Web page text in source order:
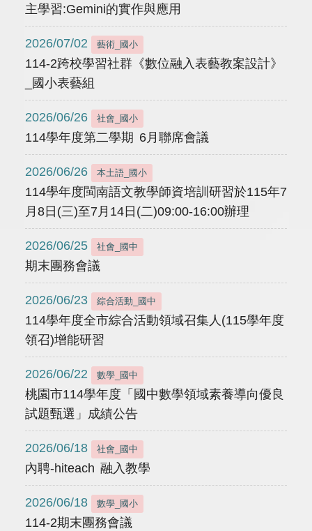
主學習:Gemini的實作與應用
2026/07/02 藝術_國小
114-2跨校學習社群《數位融入表藝教案設計》
_國小表藝組
2026/06/26 社會_國小
114學年度第二學期 6月聯席會議
2026/06/26 本土語_國小
114學年度閩南語文教學師資培訓研習於115年7
月8日(三)至7月14日(二)09:00-16:00辦理
2026/06/25 社會_國中
期末團務會議
2026/06/23 綜合活動_國中
114學年度全市綜合活動領域召集人(115學年度
領召)增能研習
2026/06/22 數學_國中
桃園市114學年度「國中數學領域素養導向優良
試題甄選」成績公告
2026/06/18 社會_國中
內聘-hiteach 融入教學
2026/06/18 數學_國小
114-2期末團務會議